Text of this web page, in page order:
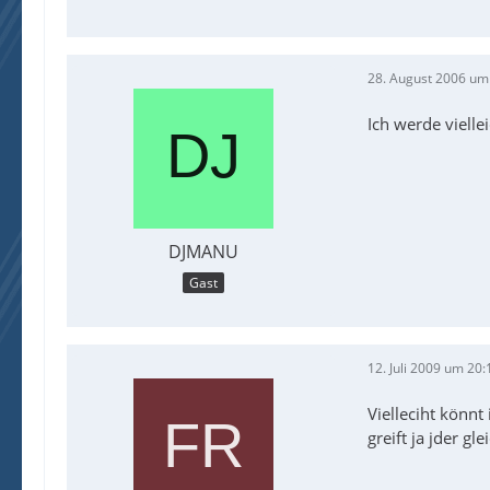
DJMANU
Gast
28. August 2006
Ich werde
12. Juli 2009 um
Vielleciht könnt
greift ja jder